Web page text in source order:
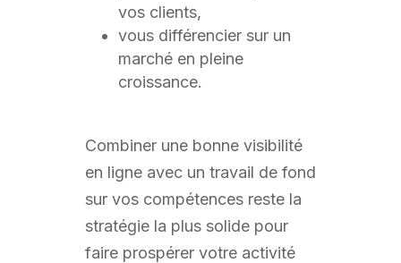
vos clients,
vous différencier sur un
marché en pleine
croissance.
Combiner une bonne visibilité
en ligne avec un travail de fond
sur vos compétences reste la
stratégie la plus solide pour
faire prospérer votre activité